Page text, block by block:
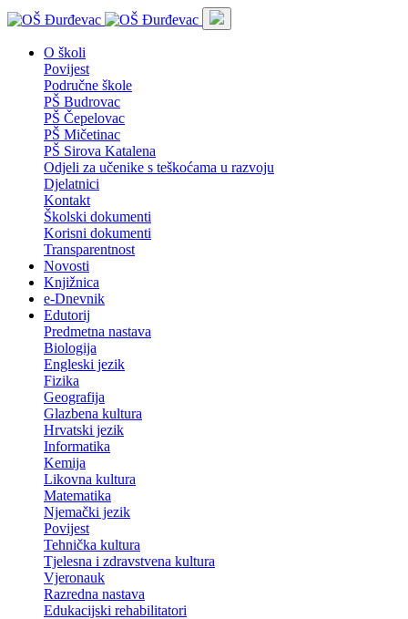
O školi
Povijest
Područne škole
PŠ Budrovac
PŠ Čepelovac
PŠ Mičetinac
PŠ Sirova Katalena
Odjeli za učenike s teškoćama u razvoju
Djelatnici
Kontakt
Školski dokumenti
Korisni dokumenti
Transparentnost
Novosti
Knjižnica
e-Dnevnik
Edutorij
Predmetna nastava
Biologija
Engleski jezik
Fizika
Geografija
Glazbena kultura
Hrvatski jezik
Informatika
Kemija
Likovna kultura
Matematika
Njemački jezik
Povijest
Tehnička kultura
Tjelesna i zdravstvena kultura
Vjeronauk
Razredna nastava
Edukacijski rehabilitatori